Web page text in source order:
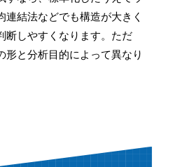
連結法などでも構造が大きく
断しやすくなります。ただ
形と分析目的によって異なり